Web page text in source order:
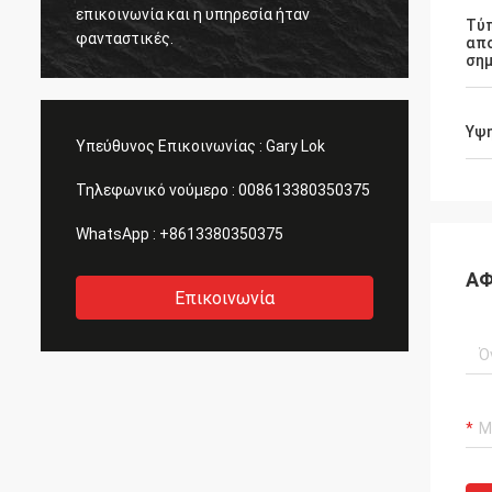
επικοινωνία και η υπηρεσία ήταν
φανταστικές.
νέες
Υπεύθυνος Επικοινωνίας : Gary Lok
Τηλεφωνικό νούμερο : 008613380350375
WhatsApp : +8613380350375
Επικοινωνία